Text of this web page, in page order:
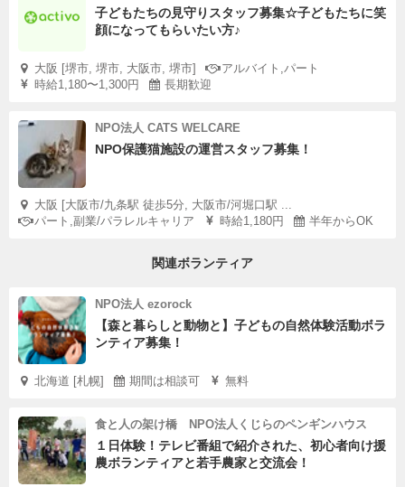
子どもたちの見守りスタッフ募集☆子どもたちに笑
顔になってもらいたい方♪
大阪 [堺市, 堺市, 大阪市, 堺市]
アルバイト,パート
時給1,180〜1,300円
長期歓迎
NPO法人 CATS WELCARE
NPO保護猫施設の運営スタッフ募集！
大阪 [大阪市/九条駅 徒歩5分, 大阪市/河堀口駅 ...
パート,副業/パラレルキャリア
時給1,180円 半年からOK
関連ボランティア
NPO法人 ezorock
【森と暮らしと動物と】子どもの自然体験活動ボラ
ンティア募集！
北海道 [札幌] 期間は相談可 無料
食と人の架け橋 NPO法人くじらのペンギンハウス
１日体験！テレビ番組で紹介された、初心者向け援
農ボランティアと若手農家と交流会！